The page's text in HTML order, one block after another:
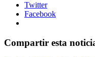
Twitter
Facebook
Compartir esta